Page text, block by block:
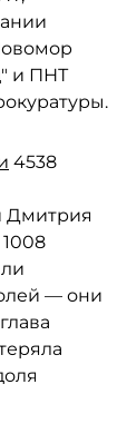
и ПНТ
4538
Дмитрия
— они